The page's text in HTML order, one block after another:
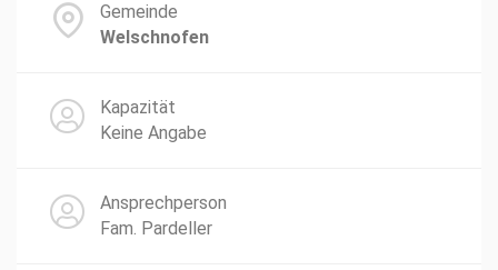
Gemeinde
Welschnofen
Kapazität
Keine Angabe
Ansprechperson
Fam. Pardeller